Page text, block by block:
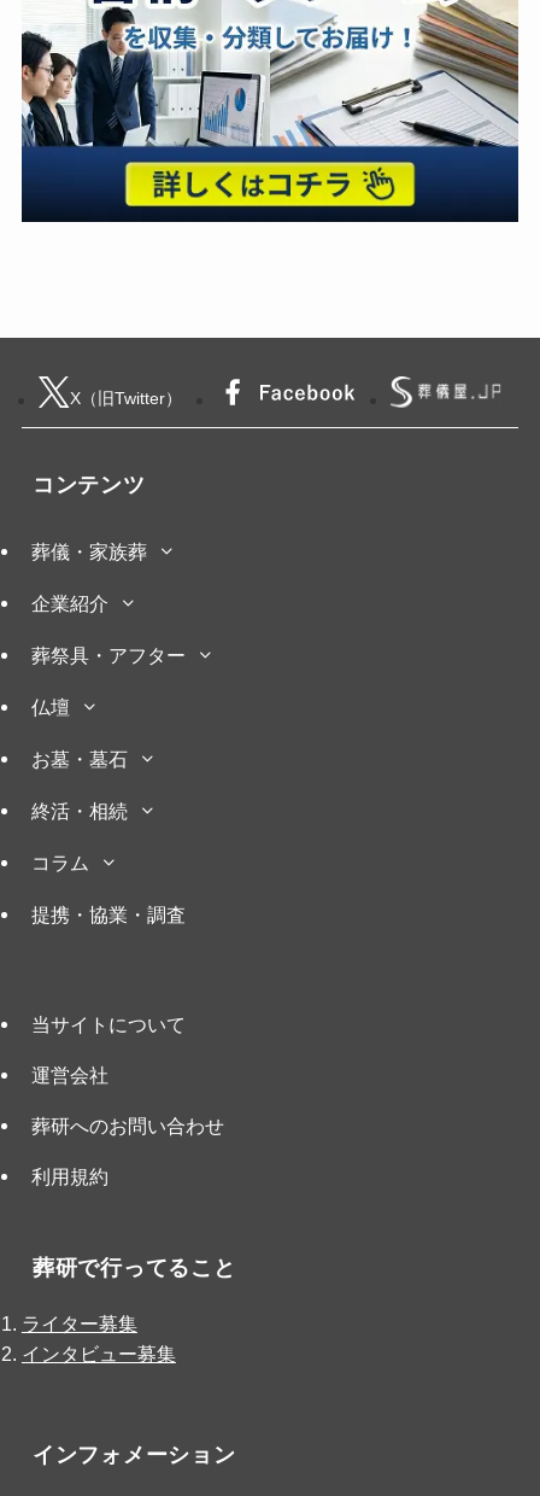
X（旧Twitter）
コンテンツ
葬儀・家族葬
企業紹介
葬祭具・アフター
仏壇
お墓・墓石
終活・相続
コラム
提携・協業・調査
当サイトについて
運営会社
葬研へのお問い合わせ
利用規約
葬研で行ってること
ライター募集
インタビュー募集
インフォメーション